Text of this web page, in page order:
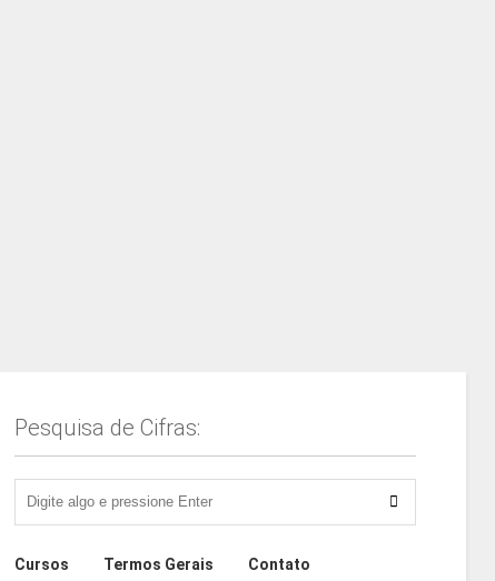
Pesquisa de Cifras:
Cursos Termos Gerais Contato